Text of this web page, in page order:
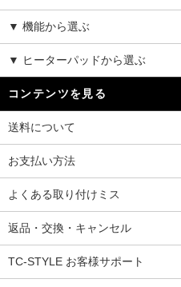
▼ 機能から選ぶ
▼ ヒーターパッドから選ぶ
コンテンツを見る
送料について
お支払い方法
よくある取り付けミス
返品・交換・キャンセル
TC-STYLE お客様サポート